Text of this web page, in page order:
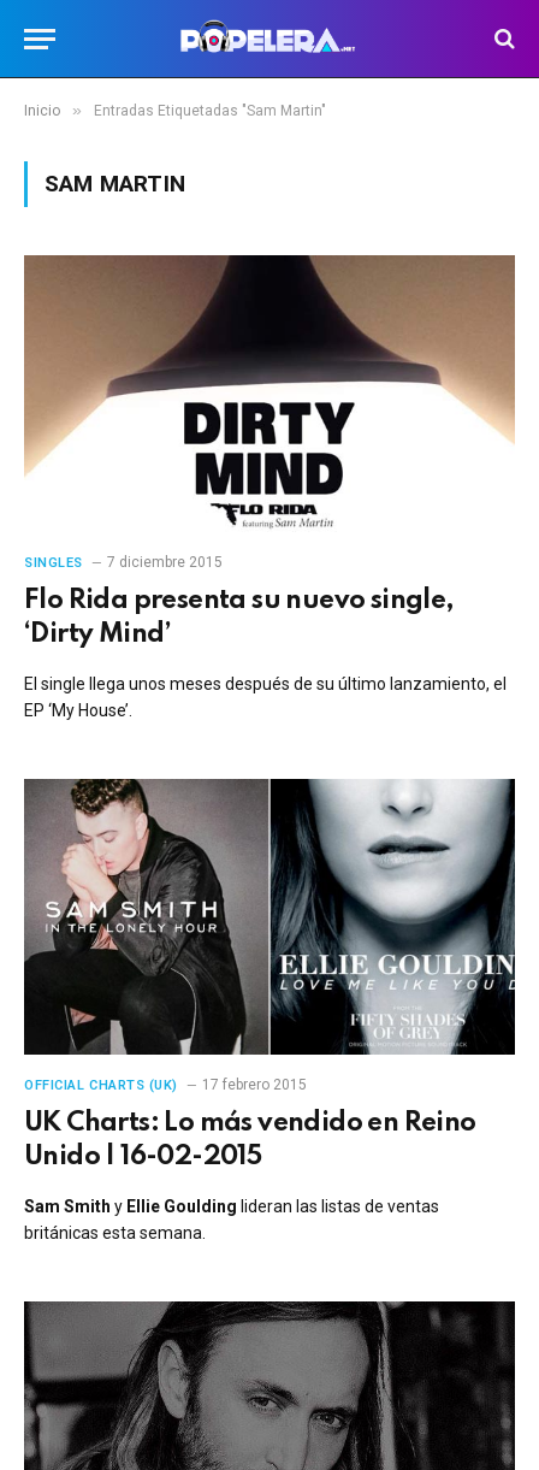
Inicio » Entradas Etiquetadas "Sam Martin"
SAM MARTIN
SINGLES 7 diciembre 2015
Flo Rida presenta su nuevo single,
‘Dirty Mind’
El single llega unos meses después de su último lanzamiento, el
EP ‘My House’.
OFFICIAL CHARTS (UK) 17 febrero 2015
UK Charts: Lo más vendido en Reino
Unido | 16-02-2015
Sam Smith y Ellie Goulding lideran las listas de ventas
británicas esta semana.